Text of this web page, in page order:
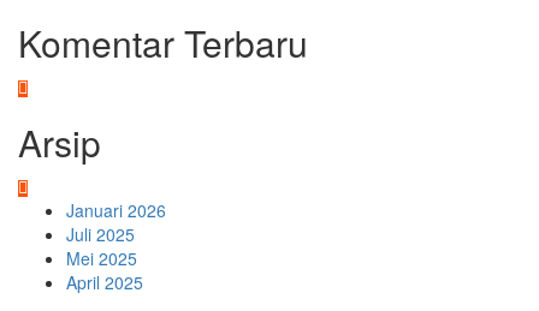
Komentar Terbaru
Arsip
Januari 2026
Juli 2025
Mei 2025
April 2025